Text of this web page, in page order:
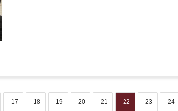
17 18 19 20 21 22 23 24